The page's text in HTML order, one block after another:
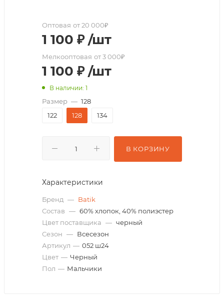
Оптовая от 20 000₽
1 100 ₽ /шт
Мелкооптовая от 3 000₽
1 100 ₽ /шт
В наличии: 1
Размер — 128
122
128 134
В КОРЗИНУ
Характеристики
Бренд — Batik
Состав — 60% хлопок, 40% полиэстер
Цвет поставщика — черный
Сезон — Всесезон
Артикул — 052 ш24
Цвет — Черный
Пол — Мальчики